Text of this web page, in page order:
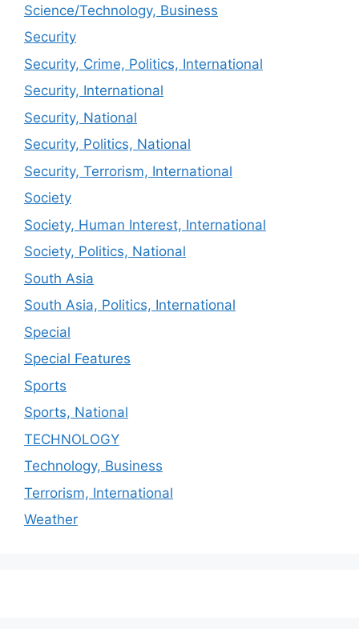
Science/Technology, Business
Security
Security, Crime, Politics, International
Security, International
Security, National
Security, Politics, National
Security, Terrorism, International
Society
Society, Human Interest, International
Society, Politics, National
South Asia
South Asia, Politics, International
Special
Special Features
Sports
Sports, National
TECHNOLOGY
Technology, Business
Terrorism, International
Weather